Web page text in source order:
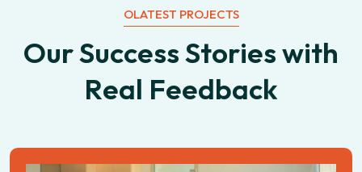
OLATEST PROJECTS
OurSuccessStorieswith
Real Feedback